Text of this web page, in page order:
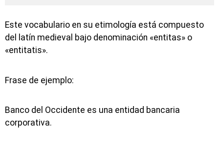
Este vocabulario en su etimología está compuesto
del latín medieval bajo denominación «entitas» o
«entitatis».
Frase de ejemplo:
Banco del Occidente es una entidad bancaria
corporativa.